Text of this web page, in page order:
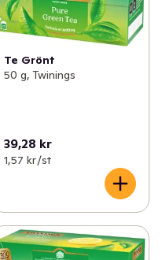
Te Grönt
50 g, Twinings
39,28 kr
1,57 kr /st